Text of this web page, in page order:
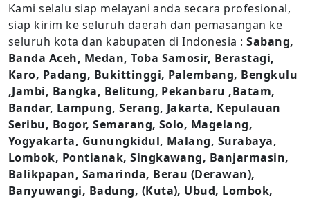
Kami selalu siap melayani anda secara profesional,
siap kirim ke seluruh daerah dan pemasangan ke
seluruh kota dan kabupaten di Indonesia :Sabang,
Banda Aceh, Medan, Toba Samosir, Berastagi,
Karo, Padang, Bukittinggi, Palembang, Bengkulu
,Jambi, Bangka, Belitung, Pekanbaru ,Batam,
Bandar, Lampung, Serang, Jakarta, Kepulauan
Seribu, Bogor, Semarang, Solo, Magelang,
Yogyakarta, Gunungkidul, Malang, Surabaya,
Lombok, Pontianak, Singkawang, Banjarmasin,
Balikpapan, Samarinda, Berau (Derawan),
Banyuwangi, Badung, (Kuta), Ubud, Lombok,